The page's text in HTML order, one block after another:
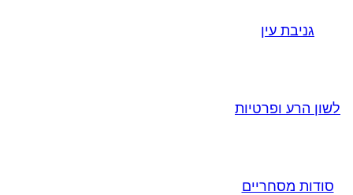
גניבת עין
לשון הרע ופרטיות
סודות מסחריים